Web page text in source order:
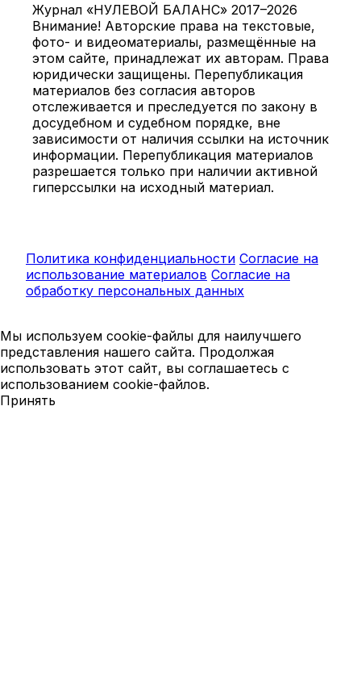
Журнал «НУЛЕВОЙ БАЛАНС» 2017–2026
Внимание! Авторские права на текстовые,
фото- и видеоматериалы, размещённые на
этом сайте, принадлежат их авторам. Права
юридически защищены. Перепубликация
материалов без согласия авторов
отслеживается и преследуется по закону в
досудебном и судебном порядке, вне
зависимости от наличия ссылки на источник
информации. Перепубликация материалов
разрешается только при наличии активной
гиперссылки на исходный материал.
Политика конфиденциальности Согласие на
использование материалов Согласие на
обработку персональных данных
Мы используем cookie-файлы для наилучшего
представления нашего сайта. Продолжая
использовать этот сайт, вы соглашаетесь с
использованием cookie-файлов.
Принять